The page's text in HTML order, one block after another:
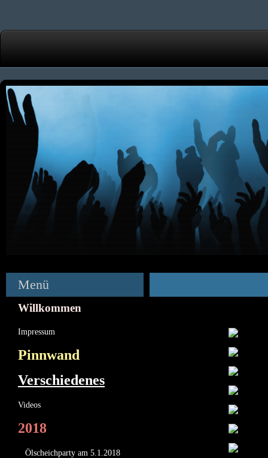
Menü
Willkommen
Impressum
Pinnwand
Verschiedenes
Videos
2018
Ölscheichparty am 5.1.2018